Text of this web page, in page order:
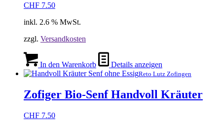
CHF 7.50
inkl. 2.6 % MwSt.
zzgl. Versandkosten
In den Warenkorb Details anzeigen
Reto Lutz Zofingen
Zofiger Bio-Senf Handvoll Kräuter
CHF 7.50